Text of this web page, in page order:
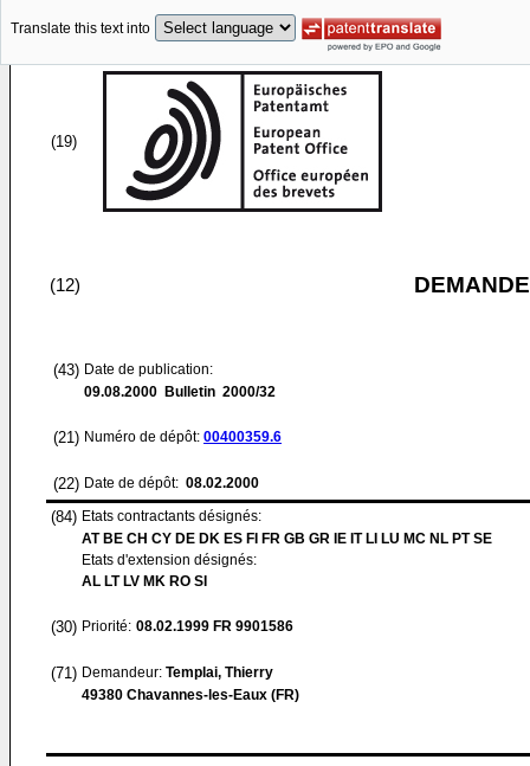
Translate this text into
(19)
(12)
(43) Date de publication:
09.08.2000 Bulletin 2000/32
(21) Numéro de dépôt: 00400359.6
(22) Date de dépôt: 08.02.2000
(84) Etats contractants désignés:
AT BE CH CY DE DK ES FI FR GB GR IE IT LI LU MC NL PT SE
Etats d'extension désignés:
AL LT LV MK RO SI
(30) Priorité: 08.02.1999 FR 9901586
(71) Demandeur: Templai, Thierry
49380 Chavannes-les-Eaux (FR)